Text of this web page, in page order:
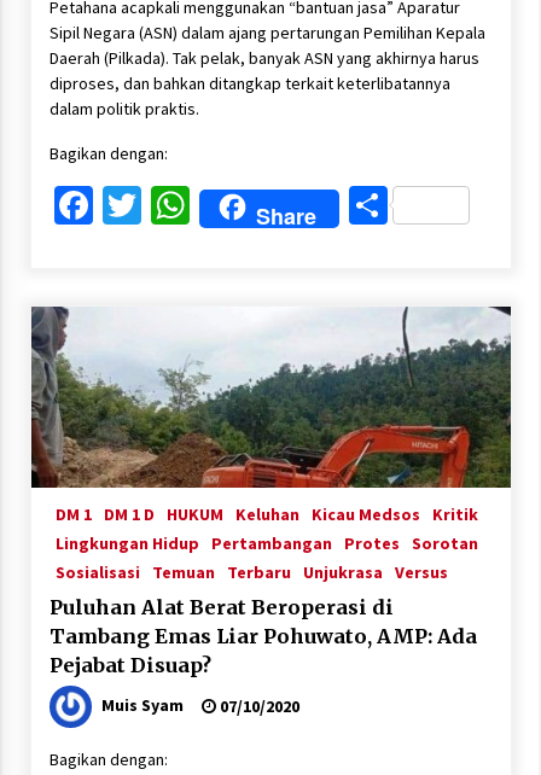
Petahana acapkali menggunakan “bantuan jasa” Aparatur
Sipil Negara (ASN) dalam ajang pertarungan Pemilihan Kepala
Daerah (Pilkada). Tak pelak, banyak ASN yang akhirnya harus
diproses, dan bahkan ditangkap terkait keterlibatannya
dalam politik praktis.
Bagikan dengan:
Facebook
Twitter
WhatsApp
Share Share
DM 1 DM 1 D HUKUM Keluhan Kicau Medsos
Kritik
Lingkungan Hidup
Pertambangan Protes
Sorotan
Sosialisasi
Temuan Terbaru Unjukrasa Versus
Puluhan Alat Berat Beroperasi di
Tambang Emas Liar Pohuwato, AMP: Ada
Pejabat Disuap?
Muis Syam 07/10/2020
Bagikan dengan: